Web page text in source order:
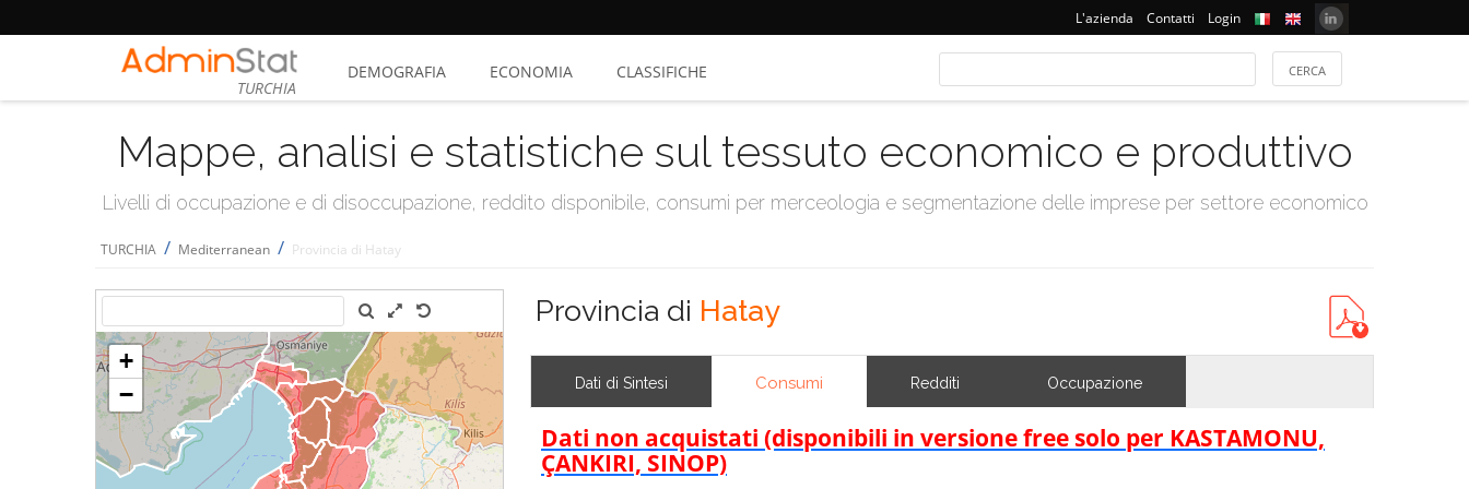
L'azienda Contatti Login
TURCHIA
DEMOGRAFIA ECONOMIA CLASSIFICHE
Mappe, analisi e statistiche sul tessuto economico e produttivo
Livelli di occupazione e di disoccupazione, reddito disponibile, consumi per merceologia e segmentazione delle imprese per settore economico
TURCHIA / Mediterranean / Provincia di Hatay
Provincia di Hatay
Dati di Sintesi Consumi Redditi Occupazione
Dati non acquistati (disponibili in versione free solo per KASTAMONU,
ÇANKIRI, SINOP)